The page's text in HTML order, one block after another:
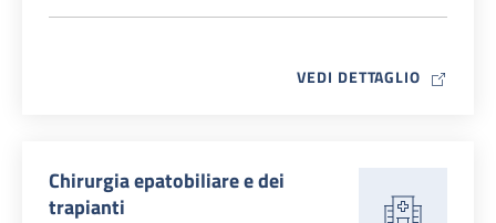
VEDI DETTAGLIO MAP ICON
Chirurgia epatobiliare e dei
trapianti